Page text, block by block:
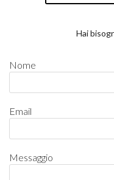
Hai
Nome
Email
Messaggio